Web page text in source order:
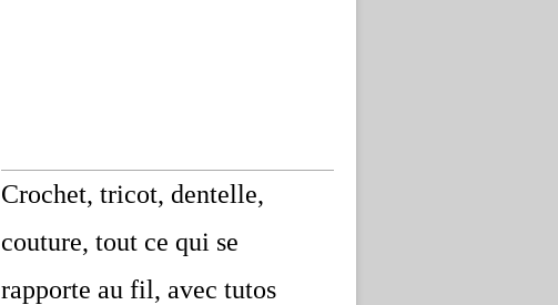
Crochet, tricot, dentelle,
couture, tout ce qui se
rapporte au fil, avec tutos